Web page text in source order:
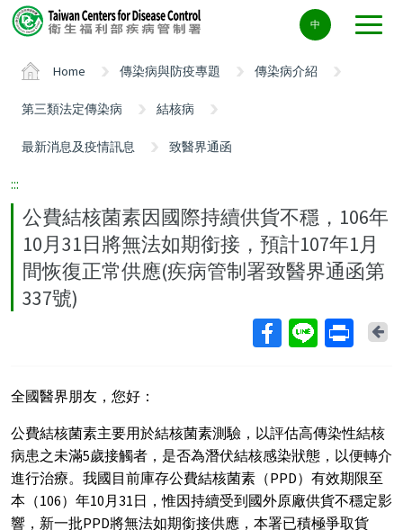
Center
block
中
Home 傳染病與防疫專題 傳染病介紹
第三類法定傳染病 結核病
最新消息及疫情訊息 致醫界通函
:::
公費結核菌素因國際持續供貨不穩，106年
10月31日將無法如期銜接，預計107年1月
間恢復正常供應(疾病管制署致醫界通函第
337號)
全國醫界朋友，您好：
公費結核菌素主要用於結核菌素測驗，以評估高傳染性結核
病患之未滿5歲接觸者，是否為潛伏結核感染狀態，以便轉介
進行治療。我國目前庫存公費結核菌素（PPD）有效期限至
本（106）年10月31日，惟因持續受到國外原廠供貨不穩定影
響，新一批PPD將無法如期銜接供應，本署已積極爭取貨